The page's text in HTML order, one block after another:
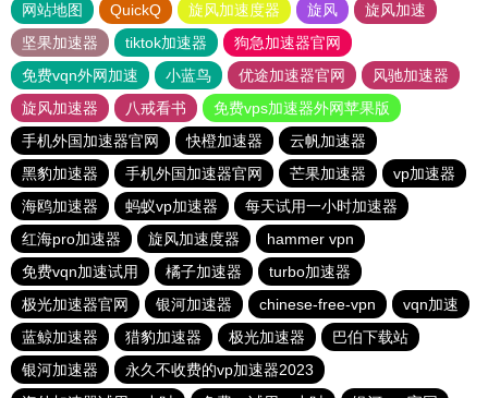
网站地图 QuickQ 旋风加速度器 旋风
旋风加速
坚果加速器
tiktok加速器
狗急加速器官网
免费vqn外网加速
小蓝鸟 优途加速器官网
风驰加速器
旋风加速器
八戒看书
免费vps加速器外网苹果版
手机外国加速器官网
快橙加速器
云帆加速器
黑豹加速器
手机外国加速器官网 芒果加速器
vp加速器
海鸥加速器
蚂蚁vp加速器
每天试用一小时加速器
红海pro加速器
旋风加速度器
hammer vpn
免费vqn加速试用
橘子加速器
turbo加速器
极光加速器官网
银河加速器 chinese-free-vpn
vqn加速
蓝鲸加速器
猎豹加速器 极光加速器
巴伯下载站
银河加速器
永久不收费的vp加速器2023